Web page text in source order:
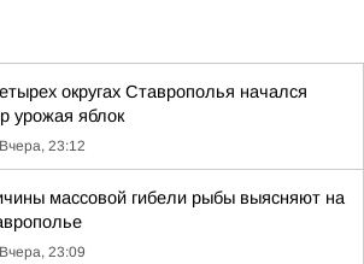
округах Ставрополья начался
урожая яблок
Вчера, 23:12
массовой гибели рыбы выясняют на
Вчера, 23:09